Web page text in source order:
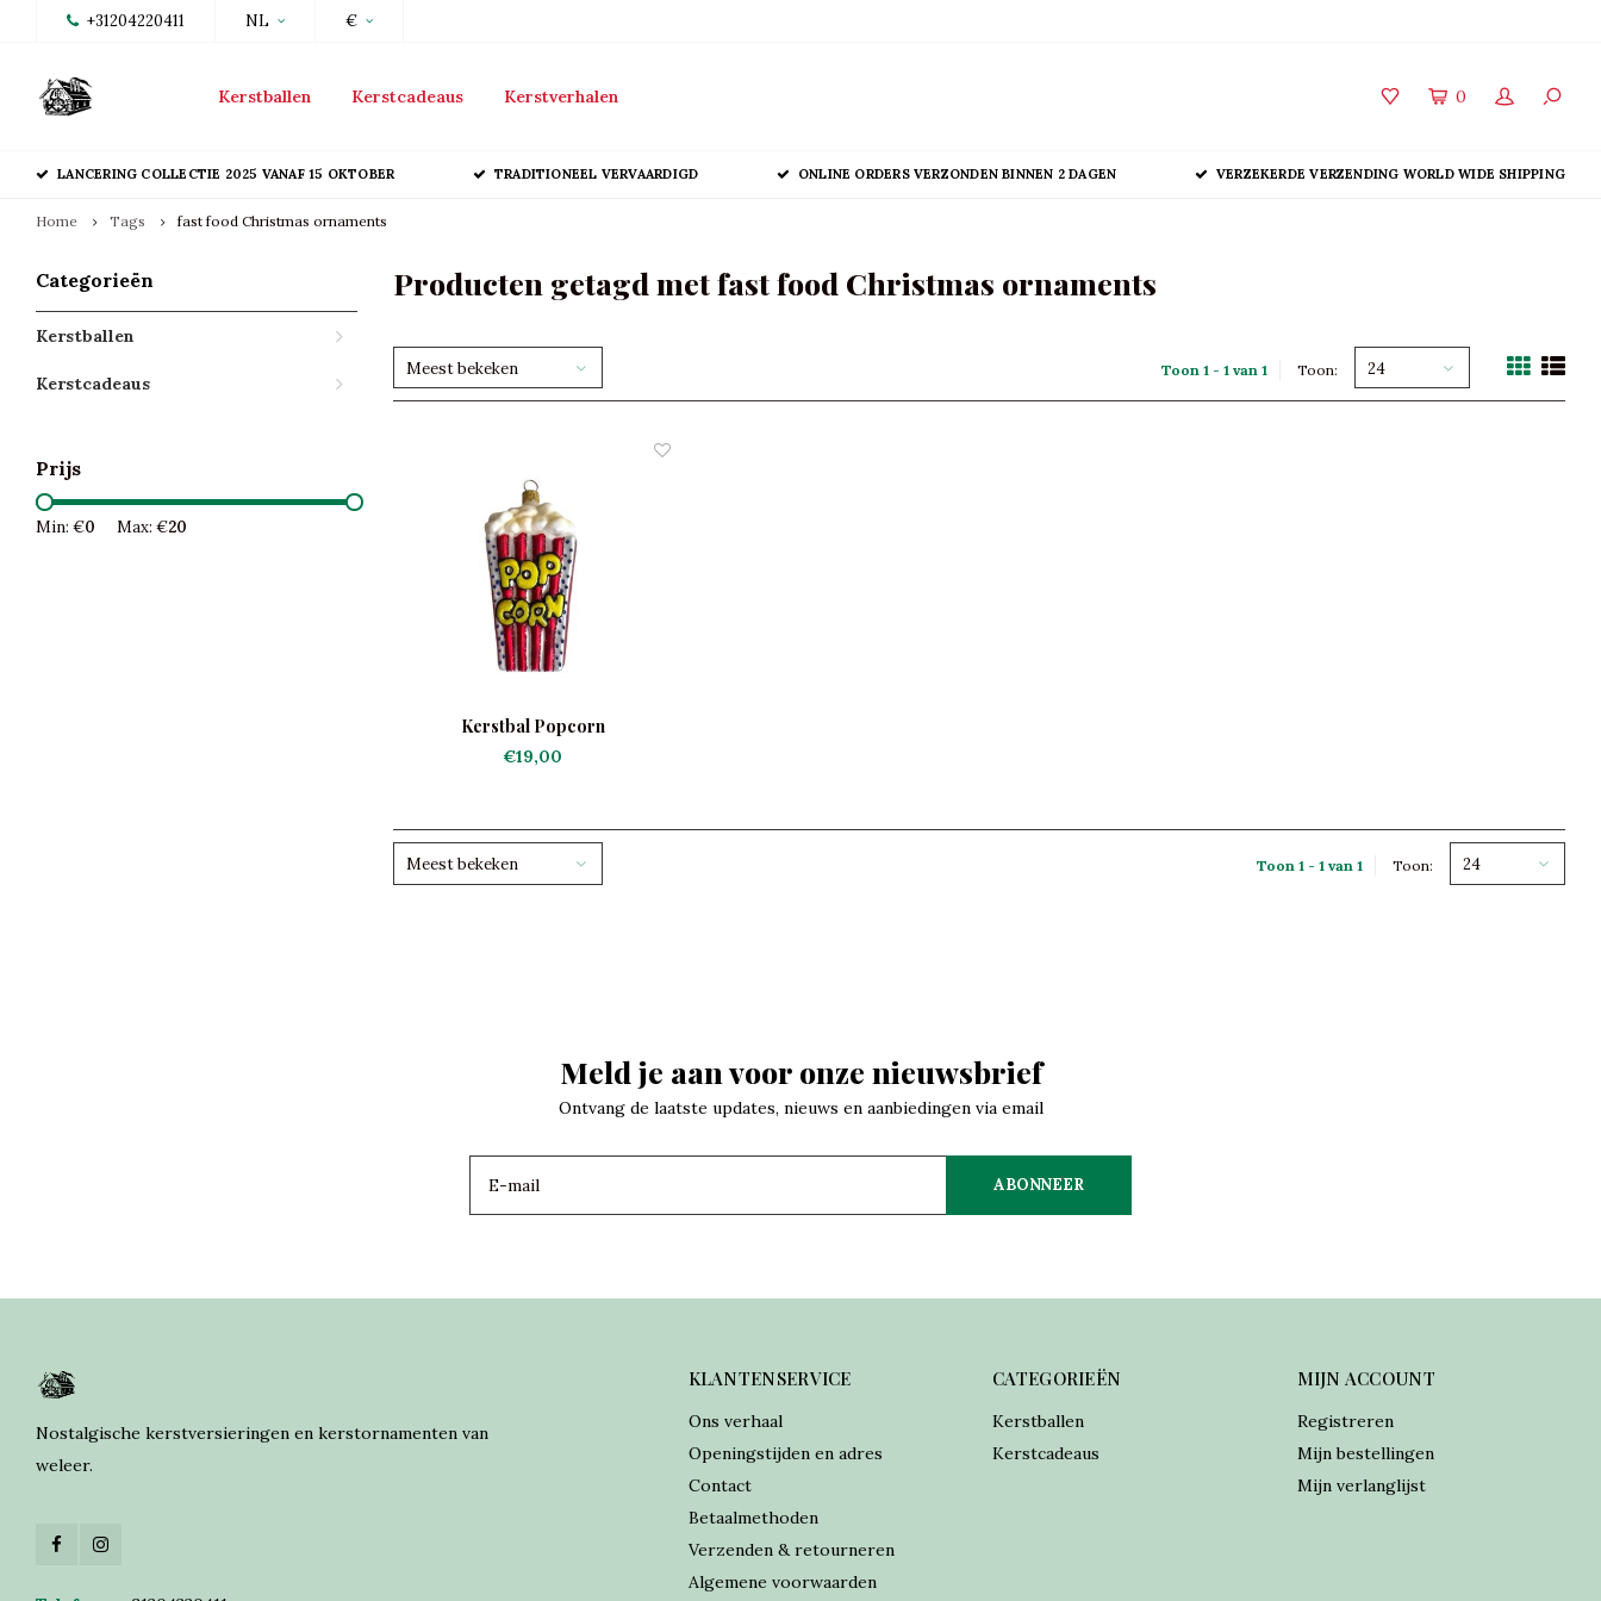
+31204220411 NL €
Kerstballen Kerstcadeaus Kerstverhalen 0
LANCERING COLLECTIE 2025 VANAF 15 OKTOBER TRADITIONEEL VERVAARDIGD ONLINE ORDERS VERZONDEN BINNEN 2 DAGEN VERZEKERDE VERZENDING WORLD WIDE SHIPPING
Home Tags fast food Christmas ornaments
Categorieën
Kerstballen
Kerstcadeaus
Prijs
Min: €0 Max: €20
Producten getagd met fast food Christmas ornaments
Meest bekeken Toon 1 - 1 van 1 Toon: 24
Kerstbal Popcorn
€19,00
Meest bekeken Toon 1 - 1 van 1 Toon: 24
Meld je aan voor onze nieuwsbrief
Ontvang de laatste updates, nieuws en aanbiedingen via email
ABONNEER
Nostalgische kerstversieringen en kerstornamenten van
weleer.
KLANTENSERVICE
Ons verhaal
Openingstijden en adres
Contact
Betaalmethoden
Verzenden & retourneren
Algemene voorwaarden
CATEGORIEËN
Kerstballen
Kerstcadeaus
MIJN ACCOUNT
Registreren
Mijn bestellingen
Mijn verlanglijst